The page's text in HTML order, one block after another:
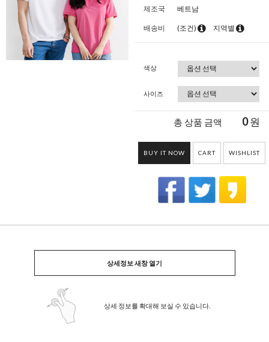
제조국 베트남
배송비 (조건) 지역별
색상
사이즈
총 상품 금액 0원
BUY IT NOW CART WISHLIST
상세정보 새창 열기
상세 정보를 확대해 보실 수 있습니다.